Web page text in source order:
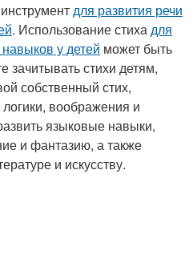
для развития речи
. Использование стихадля
у детей может быть
стихи детям,
собственный стих,
воображения и
языковые навыки,
и фантазию, а также
и искусству.